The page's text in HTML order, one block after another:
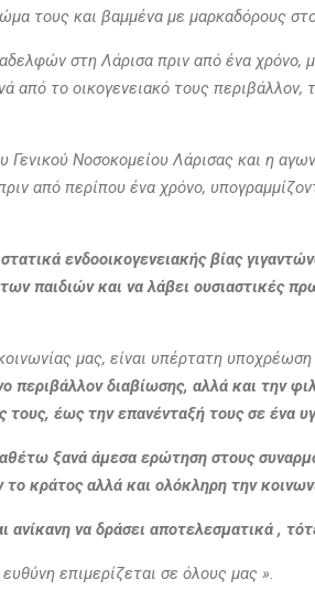
τους και βαμμένα με μαρκαδόρους
στη Λάρισα πριν από ένα χρόνο,
από το οικογενειακό τους
Γενικού Νοσοκομείου Λάρισας και η
από περίπου ένα χρόνο,
ενδοοικογενειακής βίας
παιδιών και να λάβει ουσιαστικές
μας, είναι υπέρτατη υποχρέωση
περιβάλλον διαβίωσης, αλλά και την
έως την επανένταξή τους σε ένα
ξανά άμεσα ερώτηση στους
κράτος αλλά και ολόκληρη την
να δράσει αποτελεσματικά ,
ευθύνη επιμερίζεται σε όλους μας ».